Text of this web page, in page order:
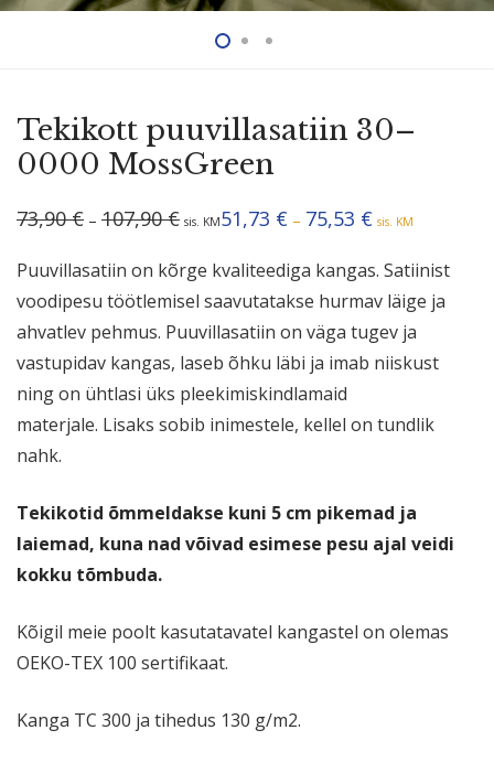
Tekikott puuvil­la­satiin 30–
0000 MossGreen
73,90€ – 107,90€Hinnavahemik:
73,90 €
107,90 €
sis. KM51,73 € – 75,53 € Hinnavahemik:
51,73 €
75,53 €
sis. KM
Puuvillasatiin on kõrge kvaliteediga kangas. Satiinist
voodipesu töötlemisel saavutatakse hurmav läige ja
ahvatlev pehmus. Puuvillasatiin on väga tugev ja
vastupidav kangas, laseb õhku läbi ja imab niiskust
ning on ühtlasi üks pleekimiskindlamaid
materjale. Lisaks sobib inimestele, kellel on tundlik
nahk.
Tekikotid õmmeldakse kuni 5 cm pikemad ja
laiemad, kuna nad võivad esimese pesu ajal veidi
kokku tõmbuda.
Kõigil meie poolt kasutatavatel kangastel on olemas
OEKO-TEX 100 sertifikaat.
Kanga TC 300 ja tihedus 130 g/m2.